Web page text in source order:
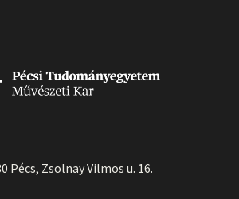
Pécs, Zsolnay Vilmos u. 16.